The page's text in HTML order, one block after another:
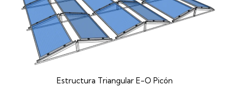
Estructura Triangular E-O Picón